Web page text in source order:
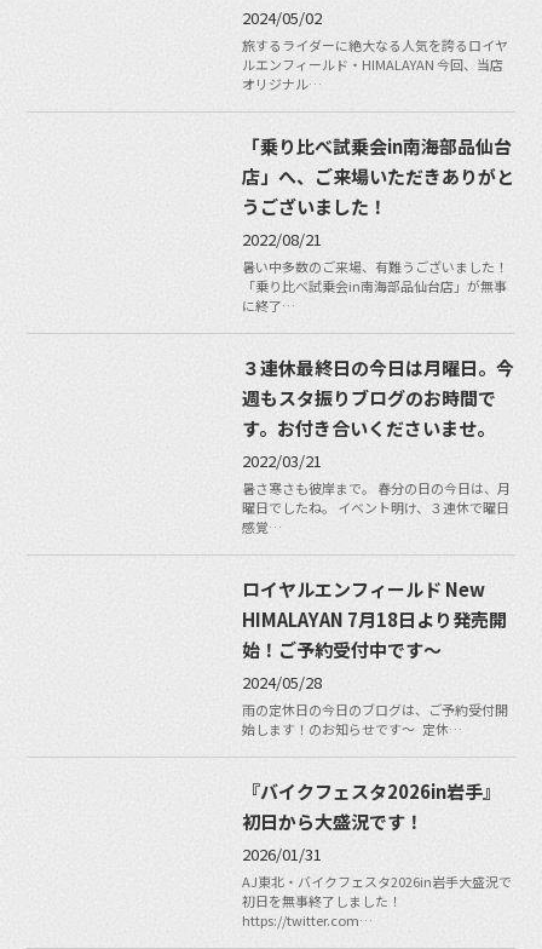
2024/05/02
旅するライダーに絶大なる人気を誇るロイヤ
ルエンフィールド・HIMALAYAN 今回、当店
オリジナル…
「乗り比べ試乗会in南海部品仙台
店」へ、ご来場いただきありがと
うございました！
2022/08/21
暑い中多数のご来場、有難うございました！
「乗り比べ試乗会in南海部品仙台店」が無事
に終了…
３連休最終日の今日は月曜日。今
週もスタ振りブログのお時間で
す。お付き合いくださいませ。
2022/03/21
暑さ寒さも彼岸まで。 春分の日の今日は、月
曜日でしたね。 イベント明け、３連休で曜日
感覚…
ロイヤルエンフィールド New
HIMALAYAN 7月18日より発売開
始！ご予約受付中です〜
2024/05/28
雨の定休日の今日のブログは、ご予約受付開
始します！のお知らせです〜 定休…
『バイクフェスタ2026in岩手』
初日から大盛況です！
2026/01/31
AJ東北・バイクフェスタ2026in岩手大盛況で
初日を無事終了しました！
https://twitter.com…